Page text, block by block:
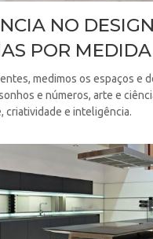
NO
POR MEDIDA
medimos os espaços e
e números, arte e
criatividade e inteligência.